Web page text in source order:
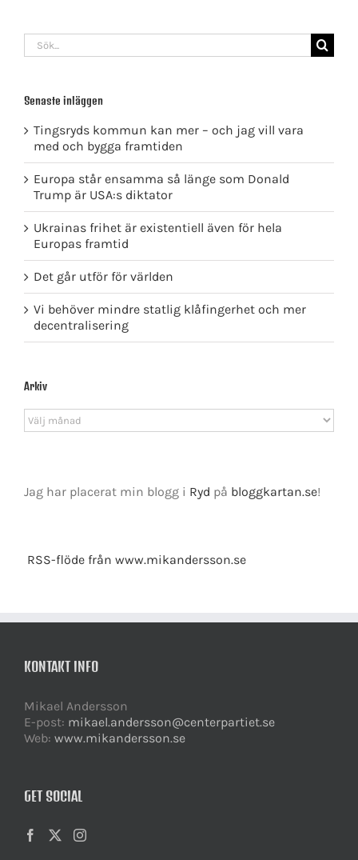
Sök
efter:
Senaste inläggen
Tingsryds kommun kan mer – och jag vill vara
med och bygga framtiden
Europa står ensamma så länge som Donald
Trump är USA:s diktator
Ukrainas frihet är existentiell även för hela
Europas framtid
Det går utför för världen
Vi behöver mindre statlig klåfingerhet och mer
decentralisering
Arkiv
Arkiv
Jag har placerat min blogg i Ryd på bloggkartan.se!
RSS-flöde från www.mikandersson.se
KONTAKT INFO
Mikael Andersson
E-post: mikael.andersson@centerpartiet.se
Web: www.mikandersson.se
GET SOCIAL